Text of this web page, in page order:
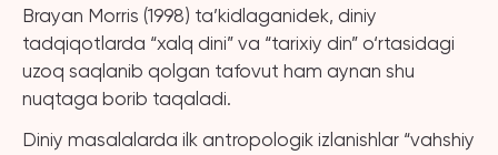
Brayan Morris (1998) ta’kidlaganidek, diniy
tadqiqotlarda “xalq dini” va “tarixiy din” o‘rtasidagi
uzoq saqlanib qolgan tafovut ham aynan shu
nuqtaga borib taqaladi.
Diniy masalalarda ilk antropologik izlanishlar “vahshiy